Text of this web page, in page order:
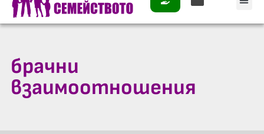
брачни
взаимоотношения